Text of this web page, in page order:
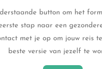
button om het
stap naar een
met je op om jouw reis
beste versie van jezelf te